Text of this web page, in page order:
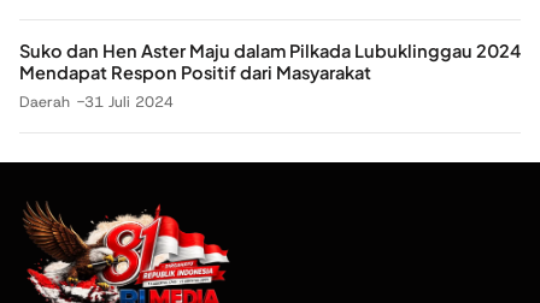
Suko dan Hen Aster Maju dalam Pilkada Lubuklinggau 2024
Mendapat Respon Positif dari Masyarakat
Daerah 31 Juli 2024